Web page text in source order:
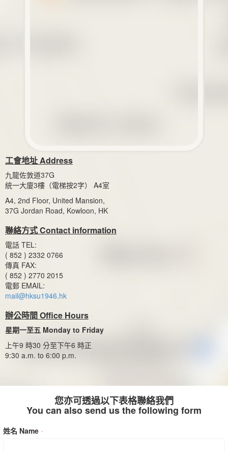
工會地址 Address
九龍佐敦道37G
統一大廈3樓（電梯按2字） A4室
A4, 2nd Floor, United Mansion,
37G Jordan Road, Kowloon, HK
聯絡方式 Contact information
電話 TEL:
( 852 ) 2332 0766
傳真 FAX:
( 852 ) 2770 2015
電郵 EMAIL:
mail@hksu1946.hk
辦公時間 Office Hours
星期一至五 Monday to Friday
上午9 時30 分至下午6 時正
9:30 a.m. to 6:00 p.m.
您亦可透過以下表格聯絡我們
You can also send us the following form
姓名 Name *